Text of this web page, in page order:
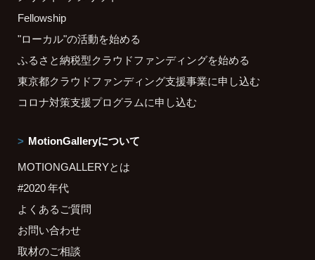
Fellowship
"ローカル"の活動を始める
ふるさと納税型クラウドファンディングを始める
東京都クラウドファンディング支援事業に申し込む
コロナ対策支援プログラムに申し込む
MotionGalleryについて
MOTIONGALLERYとは
#2020 年代
よくあるご質問
お問い合わせ
取材のご相談